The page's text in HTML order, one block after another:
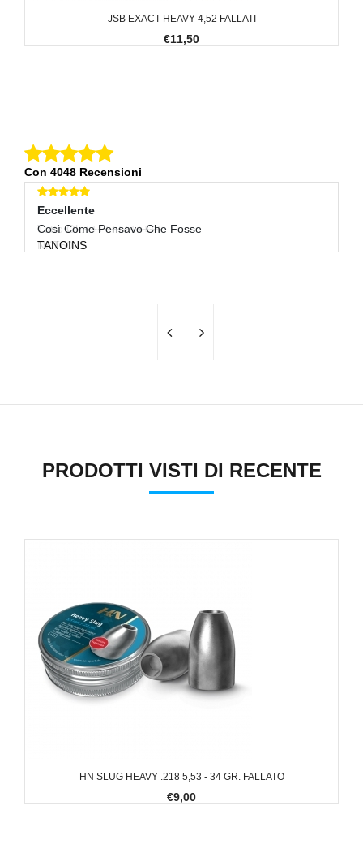
JSB EXACT HEAVY 4,52 FALLATI
€11,50
Con 4048 Recensioni
Eccellente
Così Come Pensavo Che Fosse
TANOINS
PRODOTTI VISTI DI RECENTE
HN SLUG HEAVY .218 5,53 - 34 GR. FALLATO
€9,00